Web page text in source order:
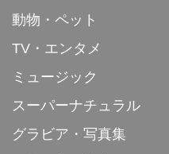
動物・ペット
TV・エンタメ
ミュージック
スーパーナチュラル
グラビア・写真集